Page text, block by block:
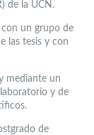
de la UCN.
un grupo de
las tesis y con
mediante un
y de
de